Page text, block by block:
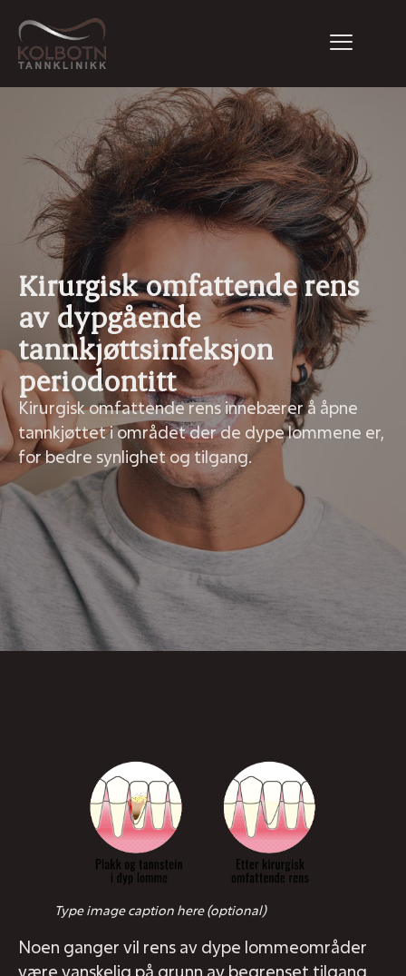
Kirurgisk omfattende rens
av dypgående
tannkjøttsinfeksjon
periodontitt
Kirurgisk omfattende rens innebærer å åpne
tannkjøttet i området der de dype lommene er,
for bedre synlighet og tilgang.
Type image caption here (optional)
Noen ganger vil rens av dype lommeområder
være vanskelig på grunn av begrenset tilgang